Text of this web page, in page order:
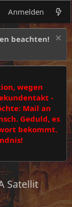
Anmelden
beachten!
wegen
-
Mail an
Geduld, es
bekommt.
Satellit